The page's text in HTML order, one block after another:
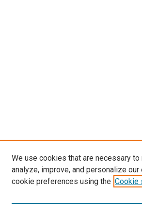
We use cookies that are necessary
analyze, improve, and personalize
cookie preferences using the Cookie